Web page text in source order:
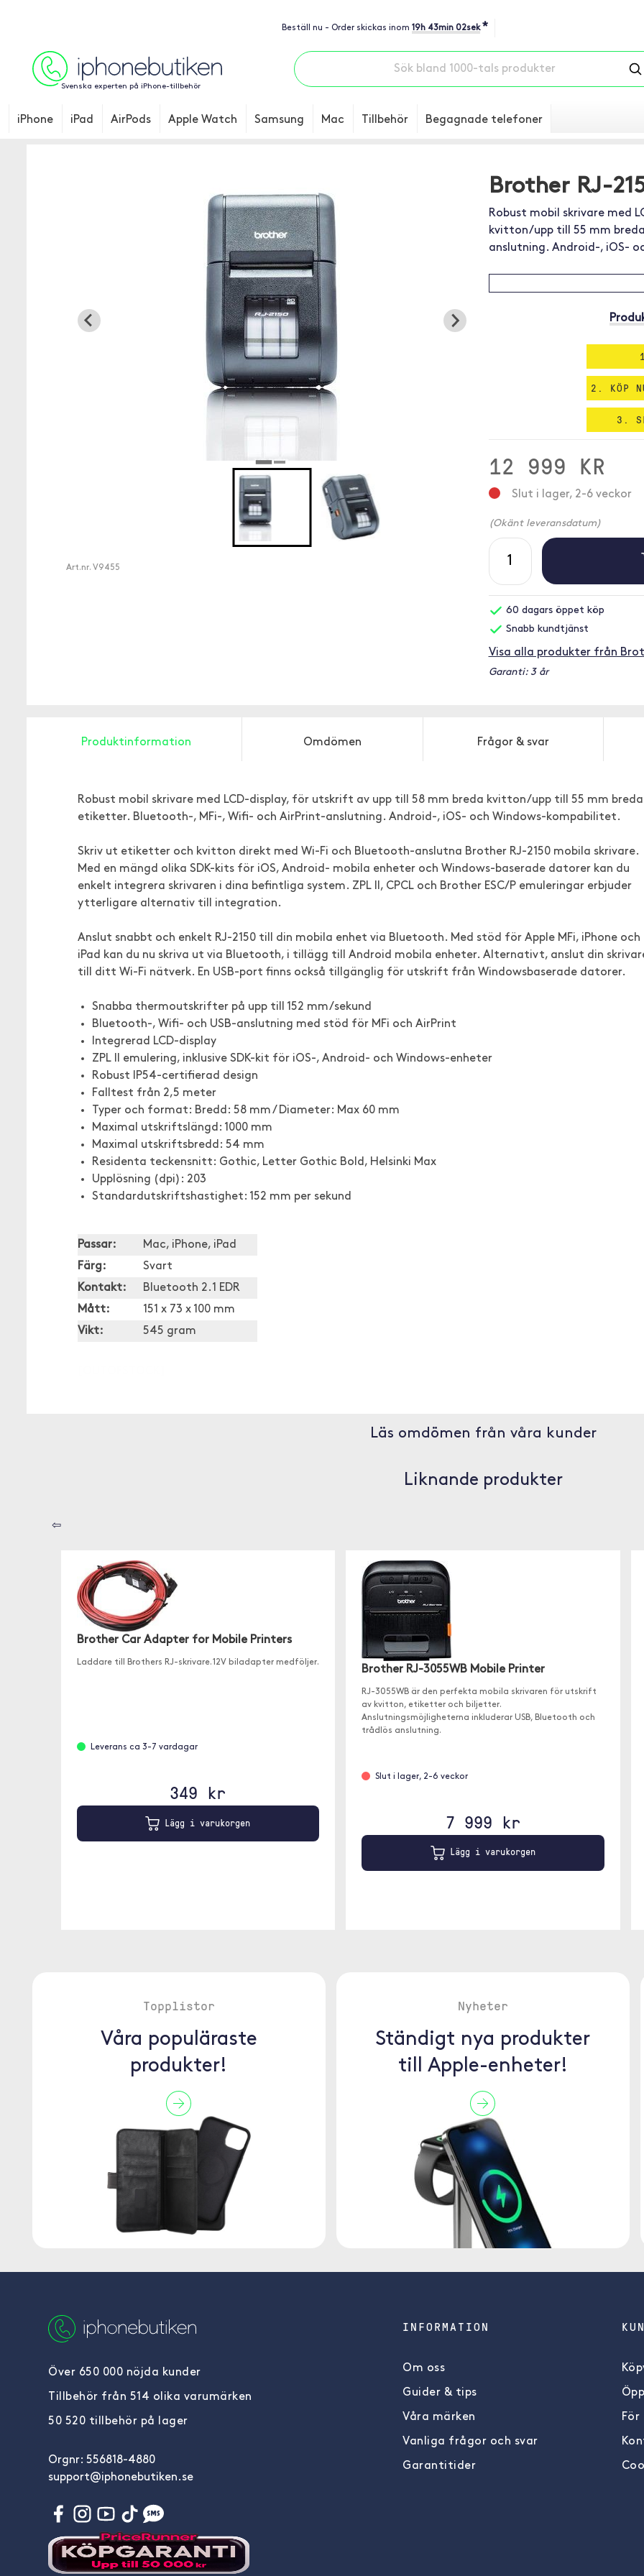
Beställ nu - Order skickas inom 19h 43min 01sek *
Svenska experten på iPhone-tillbehör
iPhone iPad AirPods Apple Watch Samsung Mac Tillbehör Begagnade telefoner
Art.nr. V9455
Brother RJ-
Robust mobil skrivare med
kvitton/upp till 55 mm
anslutning. Android-, iOS-
2. KÖP
3.
12 999 KR
Slut i lager, 2-6 veckor
(Okänt leveransdatum)
60 dagars öppet köp
Snabb kundtjänst
Visa alla produkter från
Garanti: 3 år
Produktinformation Omdömen Frågor & svar
Robust mobil skrivare med LCD-display, för utskrift av upp till 58 mm breda kvitton/upp till 55 mm breda
etiketter. Bluetooth-, MFi-, Wifi- och AirPrint-anslutning. Android-, iOS- och Windows-kompabilitet.
Skriv ut etiketter och kvitton direkt med Wi-Fi och Bluetooth-anslutna Brother RJ-2150 mobila skrivare.
Med en mängd olika SDK-kits för iOS, Android- mobila enheter och Windows-baserade datorer kan du
enkelt integrera skrivaren i dina befintliga system. ZPL II, CPCL och Brother ESC/P emuleringar erbjuder
ytterligare alternativ till integration.
Anslut snabbt och enkelt RJ-2150 till din mobila enhet via Bluetooth. Med stöd för Apple MFi, iPhone och
iPad kan du nu skriva ut via Bluetooth, i tillägg till Android mobila enheter. Alternativt, anslut din
till ditt Wi-Fi nätverk. En USB-port finns också tillgänglig för utskrift från Windowsbaserade datorer.
Snabba thermoutskrifter på upp till 152 mm/sekund
Bluetooth-, Wifi- och USB-anslutning med stöd för MFi och AirPrint
Integrerad LCD-display
ZPL II emulering, inklusive SDK-kit för iOS-, Android- och Windows-enheter
Robust IP54-certifierad design
Falltest från 2,5 meter
Typer och format: Bredd: 58 mm / Diameter: Max 60 mm
Maximal utskriftslängd: 1000 mm
Maximal utskriftsbredd: 54 mm
Residenta teckensnitt: Gothic, Letter Gothic Bold, Helsinki Max
Upplösning (dpi): 203
Standardutskriftshastighet: 152 mm per sekund
Passar:
Mac, iPhone, iPad
Färg:
Svart
Kontakt:
Bluetooth 2.1 EDR
Mått:
151 x 73 x 100 mm
Vikt:
545 gram
Läs omdömen från våra kunder
Liknande produkter
⇦
Brother Car Adapter for Mobile Printers
Laddare till Brothers RJ-skrivare. 12V biladapter medföljer.
Leverans ca 3-7 vardagar
349 kr
Lägg i varukorgen
Brother RJ-3055WB Mobile Printer
RJ-3055WB är den perfekta mobila skrivaren för utskrift
av kvitton, etiketter och biljetter.
Anslutningsmöjligheterna inkluderar USB, Bluetooth och
trådlös anslutning.
Slut i lager, 2-6 veckor
7 999 kr
Lägg i varukorgen
Topplistor
Våra populäraste
produkter!
Nyheter
Ständigt nya produkter
till Apple-enheter!
Över 650 000 nöjda kunder
Tillbehör från 514 olika varumärken
50 520 tillbehör på lager
Orgnr: 556818-4880
support@iphonebutiken.se
INFORMATION
Om oss
Guider & tips
Våra märken
Vanliga frågor och svar
Garantitider